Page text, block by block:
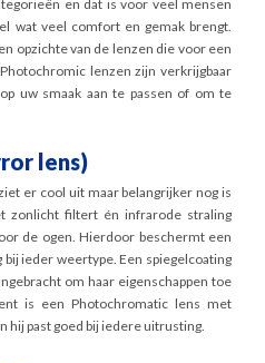
en dat is voor veel mensen
wat veel comfort en gemak brengt.
opzichte van de lenzen die voor een
lenzen zijn verkrijgbaar
uw smaak aan te passen of om te
lens)
er cool uit maar belangrijker nog is
zonlicht filtert én infrarode straling
de ogen. Hierdoor beschermt een
ieder weertype. Een spiegelcoating
om haar eigenschappen toe
is een Photochromatic lens met
hij past goed bij iedere uitrusting.